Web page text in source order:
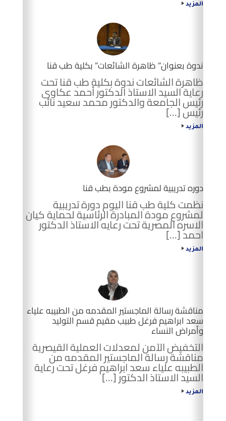
المزيد
ندوة بعنوان” ظاهرة الشائعات” بكلية طب قنا
ظاهرة الشائعات ندوة بكلية طب قنا تحت
رعاية السيد الاستاذ الدكتور أحمد عكاوى
رئيس الجامعة والدكتور محمد سعيد نائب
رئيس […]
المزيد
دوره تدريبية لمشروع مودة بطب قنا
نظمت كلية طب قنا اليوم دورة تدريبية
لمشروع مودة المبادرة الرئاسية لحماية كيان
الاسره المصرية تحت رعايه الاستاذ الدكتور
احمد […]
المزيد
مناقشة رسالة الماجستير المقدمه من الطبيبه علياء
سعد ابراهيم فرغل طبيب مقيم قسم التوليد
وأمراض النساء
التخفيض الآمن لمعدلات العملية القيصرية
مناقشة رسالة الماجستير المقدمه من
الطبيبه علياء سعد ابراهيم فرغل تحت رعاية
السيد الاستاذ الدكتور […]
المزيد